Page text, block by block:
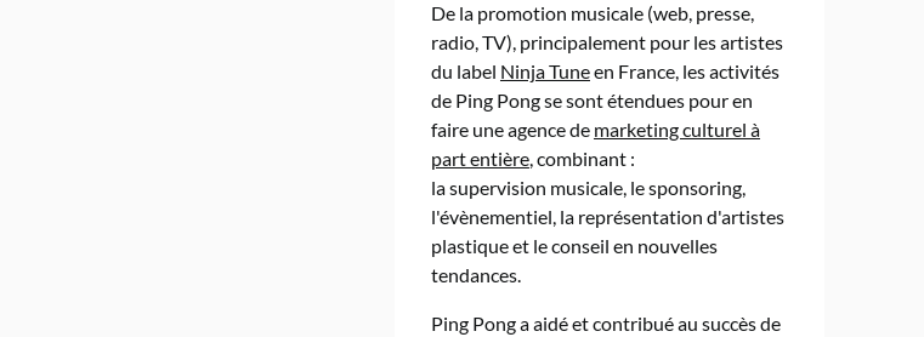
De la promotion musicale (web, presse,
radio, TV), principalement pour les artistes
du label Ninja Tuneen France, les activités
de Ping Pong se sont étendues pour en
faire une agence de marketing culturel à
part entière, combinant :
la supervision musicale, le sponsoring,
l'évènementiel, la représentation d'artistes
plastique et le conseil en nouvelles
tendances.
Ping Pong a aidé et contribué au succès de